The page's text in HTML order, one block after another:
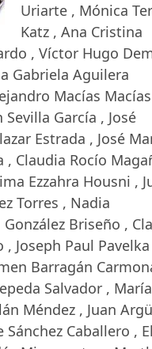
Uriarte , Mónica
Katz , Ana Cristina
, Víctor Hugo
Gabriela Aguilera
Macías
García , José
Estrada , José
, Claudia Rocío
Ezzahra Housni ,
Torres , Nadia
Briseño ,
, Joseph Paul
Barragán
Salvador ,
Méndez , Juan
Sánchez Caballero ,